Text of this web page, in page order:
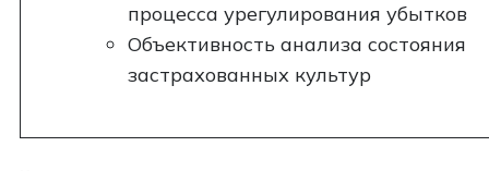
процесса урегулирования убытков
Объективность анализа состояния
застрахованных культур